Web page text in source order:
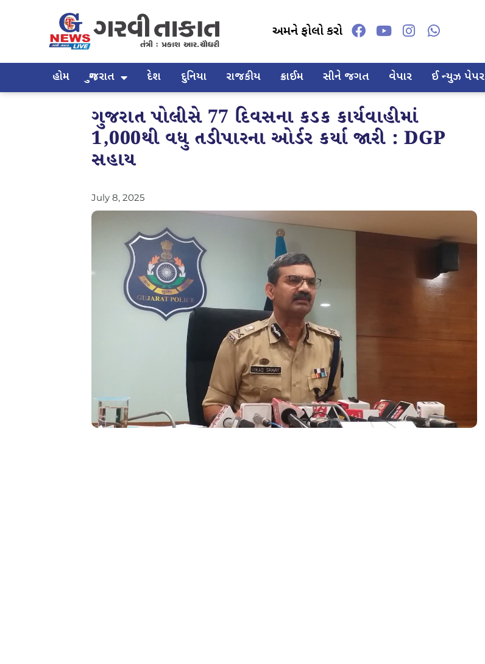
અમને ફોલો કરો
હોમ ગુજરાત દેશ દુનિયા રાજકીય ક્રાઈમ સીને જગત વેપાર ઈ ન્યુઝ પેપર
ગુજરાત પોલીસે 77 દિવસના કડક કાર્યવાહીમાં
1,000થી વધુ તડીપારના ઓર્ડર કર્યા જારી : DGP
સહાય
July 8, 2025